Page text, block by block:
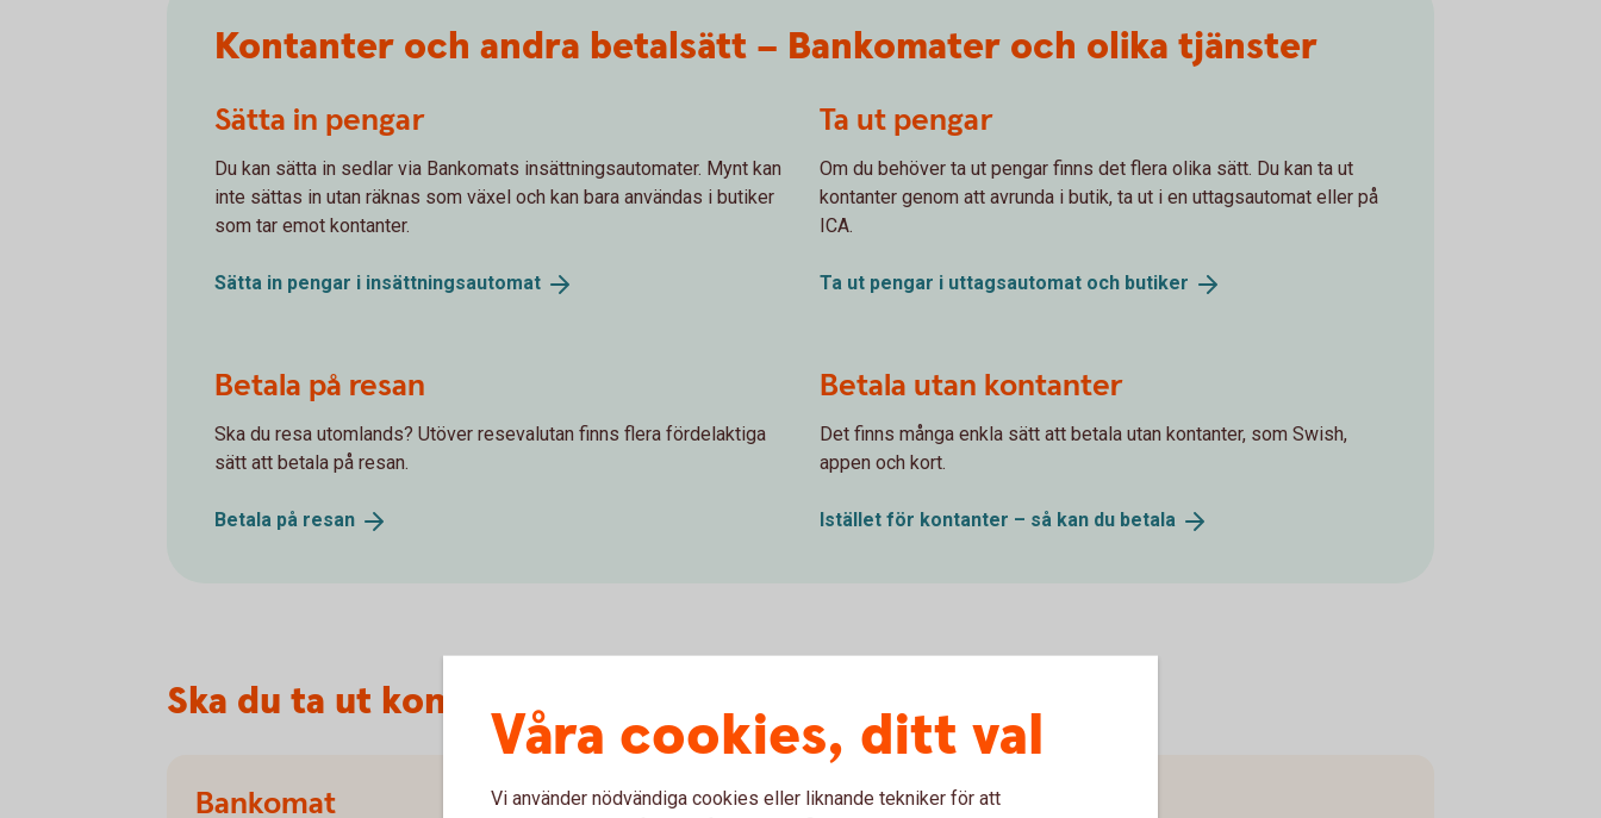
Kontanter och andra betalsätt – Bankomater och olika tjänster
Sätta in pengar
Du kan sätta in sedlar via Bankomats insättningsautomater. Mynt kan
inte sättas in utan räknas som växel och kan bara användas i butiker
som tar emot kontanter.
Sätta in pengar i insättningsautomat
Ta ut pengar
Om du behöver ta ut pengar finns det flera olika sätt. Du kan ta ut
kontanter genom att avrunda i butik, ta ut i en uttagsautomat eller på
ICA.
Ta ut pengar i uttagsautomat och butiker
Betala på resan
Ska du resa utomlands? Utöver resevalutan finns flera fördelaktiga
sätt att betala på resan.
Betala på resan
Betala utan kontanter
Det finns många enkla sätt att betala utan kontanter, som Swish,
appen och kort.
Istället för kontanter – så kan du betala
Ska du ta ut kontanter? Hitta automat nära dig
Bankomat Kontanten
Våra cookies, ditt val
Vi använder nödvändiga cookies eller liknande tekniker för att